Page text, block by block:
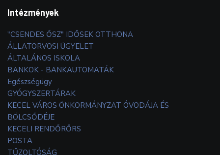
Intézmények
"CSENDES ŐSZ" IDŐSEK OTTHONA
ÁLLATORVOSI ÜGYELET
ÁLTALÁNOS ISKOLA
BANKOK - BANKAUTOMATÁK
Egészségügy
GYÓGYSZERTÁRAK
KECEL VÁROS ÖNKORMÁNYZAT ÓVODÁJA ÉS
BÖLCSŐDÉJE
KECELI RENDŐRŐRS
POSTA
TŰZOLTÓSÁG